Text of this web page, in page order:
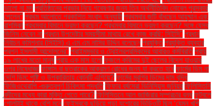
ভালো না মন্দ প্রতিষ্ঠানের প্রভাব নিয়ে গবেষণার জন্য তিন অর্থনীতিবিদ নোবেল পুরস্কার
পেলেন" প্রথম আলোতে প্রকাশিত সংবাদ অনুযায়ী প্রথমবার জুটি বাঁধছেন আয়ুষ্মান এবং
রাশমিকা প্রথমবার বিমানে ভ্রমণ করছেন? প্রথমবার বিমানে ভ্রমণ করছেন? সঙ্গে যেসব
জিনিস নেবেন না প্রধান উপদেষ্টার সময়সীমা মাথায় রেখে কাজ করছি: সিইসি" প্রধান
নির্বাচন কমিশনার (সিইসি) এ এম এম নাসির উদ্দিন বলেছেন প্রযুক্তি প্রযুক্তি ব্যবহার
প্রশ্ন ইসলামী আন্দোলনের" প্রাইমমুভার ও ট্রেইলরশ্রমিকদের আবারও কর্মবিরতি প্রায়
১৯ লাখের মতো মানুষ প্রায় এক মাস হলো ফজলে করিমের দুই ছেলের বিদেশ যাওয়ার
ওপর নিষেধাজ্ঞা ফাঙ্গাস বা ছত্রাকের আক্রমণ রোধের জন্য যা করতে হবে ফার্মের ডিম না
দেশি ডিম: পুষ্টি ও উপকারিতায় কোনটি এগিয়ে? ফার্মের মুরগির ডিমের দাম বৃদ্ধি
ফিজিওথেরাপি -গুরুত্বপূর্ণ চিকিৎসা পদ্ধতি ফিফার বর্ষসেরা ভিনিসিয়ুস জুনিয়র ফিলিস্তিনি
বন্দীদের মধ্যে কারা মুক্তি পেতে পারে? ফিলিস্তিনে আল জাজিরার সম্প্রচার বন্ধ ফুটবলে
গোলটাই থাকে বেশি মনে ফেইসবুকে ছড়িয়ে পড়া যশোরের ভিডিওটি ছিল ‘যেমন খুশি